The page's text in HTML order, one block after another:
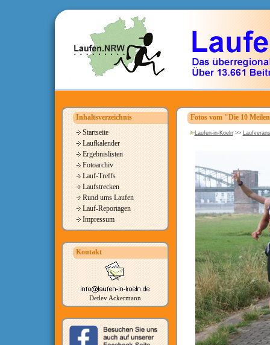
Inhaltsverzeichnis
Startseite
Laufkalender
Ergebnislisten
Fotoarchiv
Lauf-Treffs
Laufstrecken
Rund ums Laufen
Lauf-Reportagen
Impressum
Kontakt
Detlev Ackermann
Fotos vom "Die 10
Laufen-in-Koeln>>